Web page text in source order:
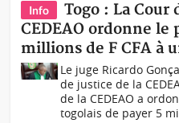
Info
Togo : La Cour
CEDEAO ordonne le
millions de F CFA à
Le juge Ricardo
de justice de la
de la CEDEAO a
togolais de payer 5